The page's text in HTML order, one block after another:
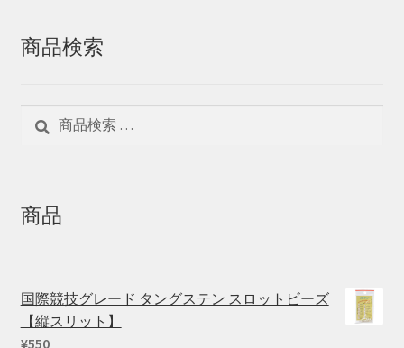
商品検索
商品
国際競技グレード タングステン スロットビーズ
【縦スリット】
¥550